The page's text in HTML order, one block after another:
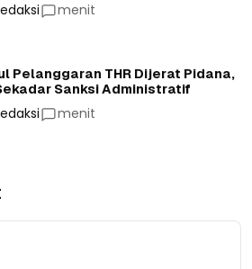
menit
Pelanggaran THR Dijerat Pidana,
Sanksi Administratif
menit